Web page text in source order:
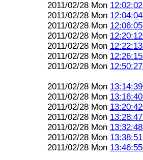
2011/02/28 Mon 12:02:02
2011/02/28 Mon 12:04:04
2011/02/28 Mon 12:06:05
2011/02/28 Mon 12:20:12
2011/02/28 Mon 12:22:13
2011/02/28 Mon 12:26:15
2011/02/28 Mon 12:50:27
2011/02/28 Mon 13:14:39
2011/02/28 Mon 13:16:40
2011/02/28 Mon 13:20:42
2011/02/28 Mon 13:28:47
2011/02/28 Mon 13:32:48
2011/02/28 Mon 13:38:51
2011/02/28 Mon 13:46:55